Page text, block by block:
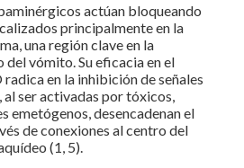
actúan bloqueando
principalmente en la
una región clave en la
vómito. Su eficacia en el
en la inhibición de señales
ser activadas por tóxicos,
emetógenos, desencadenan el
de conexiones al centro del
(1, 5).